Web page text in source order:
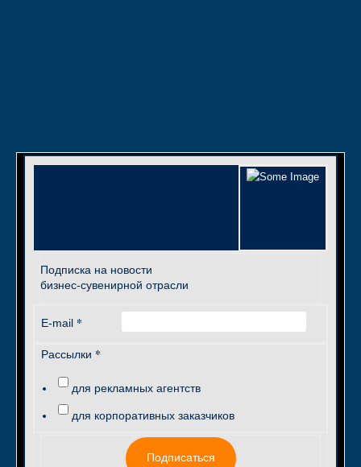
Подписка на новости
бизнес-сувенирной отрасли
E-mail *
Рассылки *
для рекламных агентств
для корпоративных заказчиков
Подписаться